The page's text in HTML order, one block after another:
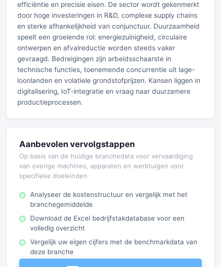
efficiëntie en precisie eisen. De sector wordt gekenmerkt
door hoge investeringen in R&D, complexe supply chains
en sterke afhankelijkheid van conjunctuur. Duurzaamheid
speelt een groeiende rol: energiezuinigheid, circulaire
ontwerpen en afvalreductie worden steeds vaker
gevraagd. Bedreigingen zijn arbeidsschaarste in
technische functies, toenemende concurrentie uit lage-
loonlanden en volatiele grondstofprijzen. Kansen liggen in
digitalisering, IoT-integratie en vraag naar duurzamere
productieprocessen.
Aanbevolen vervolgstappen
Op basis van de huidige branchedata voor vervaardiging
van overige machines, apparaten en werktuigen voor
specifieke doeleinden
Analyseer de kostenstructuur en vergelijk met het
branchegemiddelde
Download de Excel bedrijfstakdatabase voor een
volledig overzicht
Vergelijk uw eigen cijfers met de benchmarkdata van
deze branche